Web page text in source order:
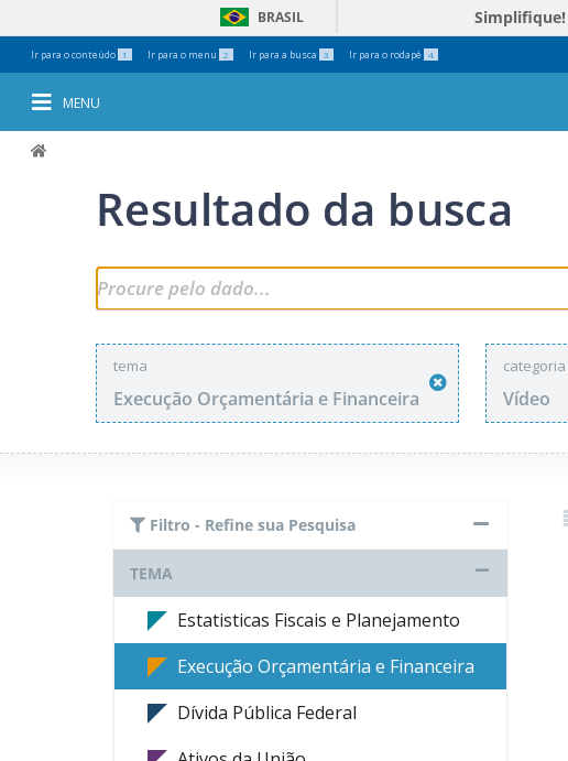
Ir para o conteúdo 1 Ir para o menu 2 Ir para a busca 3 Ir para o rodapé 4
BRASIL Simplifique!
MENU
Resultado da busca
tema
Execução Orçamentária e Financeira
categoria
Vídeo
Filtro - Refine sua Pesquisa
TEMA
Estatisticas Fiscais e Planejamento
Execução Orçamentária e Financeira
Dívida Pública Federal